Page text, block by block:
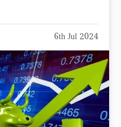
6th Jul 2024